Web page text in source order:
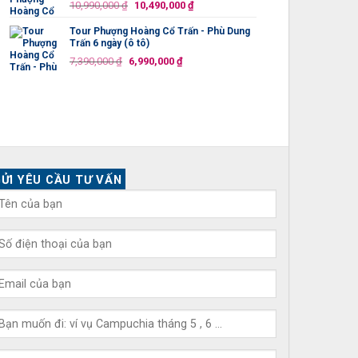
10,990,000 ₫.
10,990,000₫ Giá
là:
10,990,000 ₫.
10,490,000 ₫Giá
tại
Tour Phượng Hoàng Cổ Trấn - Phù Dung
Trấn 6 ngày (ô tô)
7,390,000₫ Giá
6,990,000 ₫Giá
YÊU CẦU TƯ VẤN